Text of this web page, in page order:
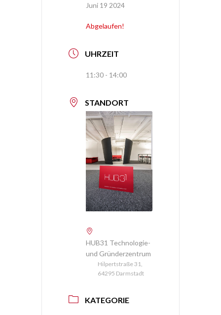
Juni 19 2024
Abgelaufen!
UHRZEIT
11:30 - 14:00
STANDORT
HUB31 Technologie-
und Gründerzentrum
Hilpertstraße 31,
64295 Darmstadt
KATEGORIE